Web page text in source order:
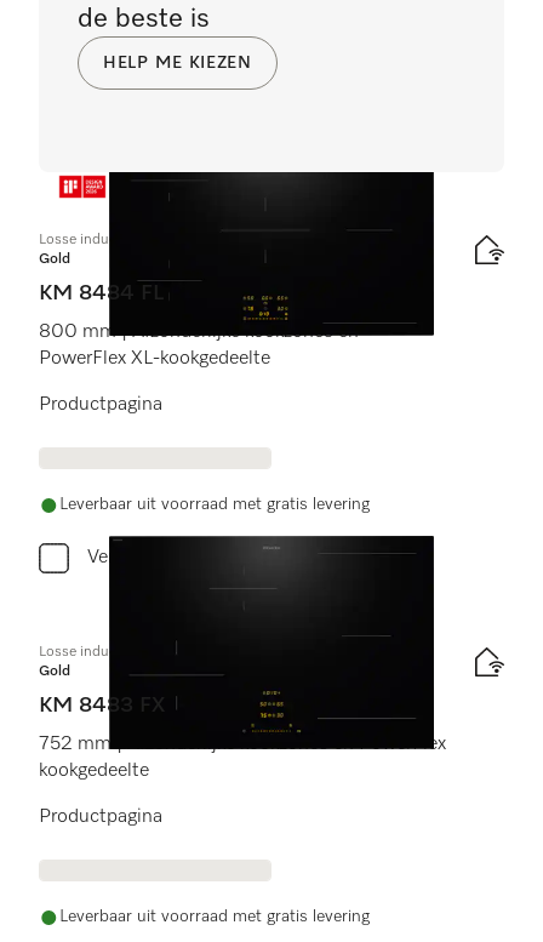
Losse inductiekookplaat
Gold
KM 8484 FL
800 mm | Afzonderlijke kookzones en
PowerFlex XL-kookgedeelte
Productpagina
Leverbaar uit voorraad met gratis levering
Vergelijken
Losse inductiekookplaat
Gold
KM 8483 FX
752 mm | Afzonderlijke kookzones en PowerFlex
kookgedeelte
Productpagina
Leverbaar uit voorraad met gratis levering
de beste is
HELP ME KIEZEN